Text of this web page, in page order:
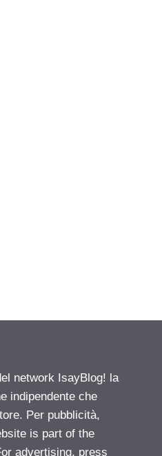
network IsayBlog! la
indipendente che
Per pubblicità,
is part of the
advertising, press